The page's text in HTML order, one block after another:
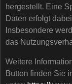
hergestellt. Eine
Daten erfolgt
Insbesondere
das
Weitere
Button finden Sie